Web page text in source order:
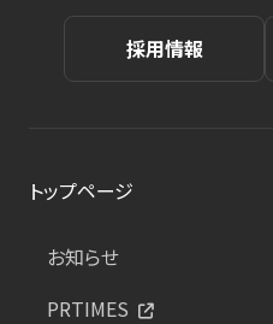
採用情報
トップページ
お知らせ
PRTIMES